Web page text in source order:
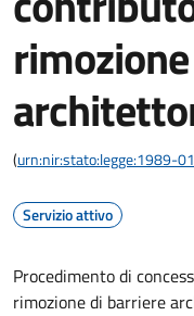
(urn:nir:stato:legge:1989-
Servizio attivo
Procedimento di
rimozione di barriere